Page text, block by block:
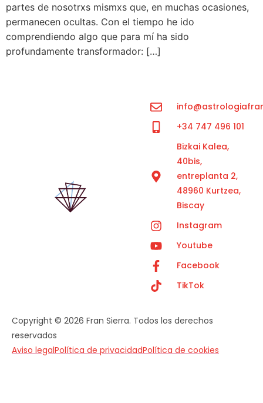
partes de nosotrxs mismxs que, en muchas ocasiones,
permanecen ocultas. Con el tiempo he ido
comprendiendo algo que para mí ha sido
profundamente transformador: […]
+34 747 496 101
Bizkai Kalea,
40bis,
entreplanta 2,
48960 Kurtzea,
Biscay
Instagram
Youtube
Facebook
TikTok
Copyright © 2026 Fran Sierra. Todos los derechos
reservados
Aviso legalPolítica de privacidadPolítica de cookies